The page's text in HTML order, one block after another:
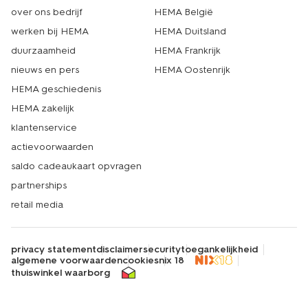
over ons bedrijf
werken bij HEMA
duurzaamheid
nieuws en pers
HEMA geschiedenis
HEMA zakelijk
klantenservice
actievoorwaarden
saldo cadeaukaart opvragen
partnerships
retail media
HEMA België
HEMA Duitsland
HEMA Frankrijk
HEMA Oostenrijk
privacy statementdisclaimersecuritytoegankelijkheid
algemene voorwaardencookiesnix 18
thuiswinkel waarborg